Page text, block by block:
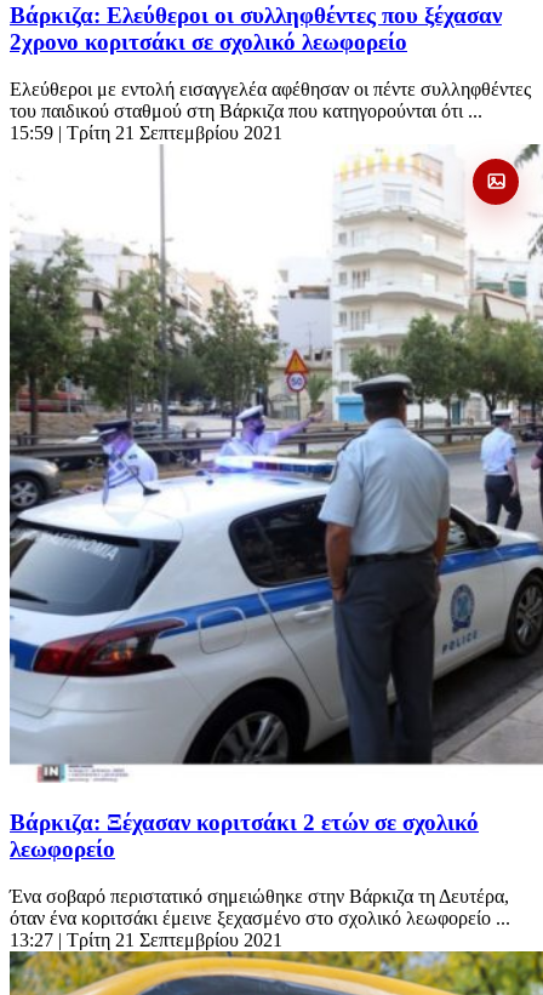
Βάρκιζα: Ελεύθεροι οι συλληφθέντες που ξέχασαν
2χρονο κοριτσάκι σε σχολικό λεωφορείο
Ελεύθεροι με εντολή εισαγγελέα αφέθησαν οι πέντε συλληφθέντες
του παιδικού σταθμού στη Βάρκιζα που κατηγορούνται ότι ...
15:59 | Τρίτη 21 Σεπτεμβρίου 2021
Βάρκιζα: Ξέχασαν κοριτσάκι 2 ετών σε σχολικό
λεωφορείο
Ένα σοβαρό περιστατικό σημειώθηκε στην Βάρκιζα τη Δευτέρα,
όταν ένα κοριτσάκι έμεινε ξεχασμένο στο σχολικό λεωφορείο ...
13:27 | Τρίτη 21 Σεπτεμβρίου 2021